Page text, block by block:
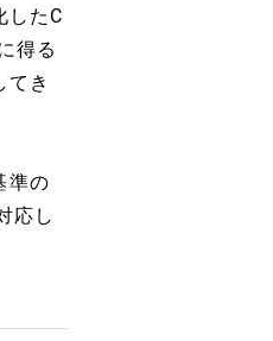
したC
得る
てき
準の
応し